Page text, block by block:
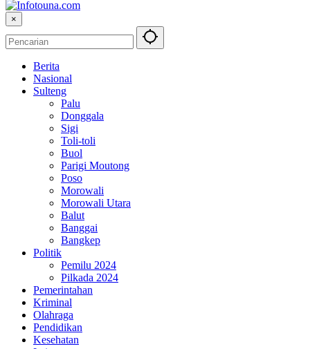
×
Berita
Nasional
Sulteng
Palu
Donggala
Sigi
Toli-toli
Buol
Parigi Moutong
Poso
Morowali
Morowali Utara
Balut
Banggai
Bangkep
Politik
Pemilu 2024
Pilkada 2024
Pemerintahan
Kriminal
Olahraga
Pendidikan
Kesehatan